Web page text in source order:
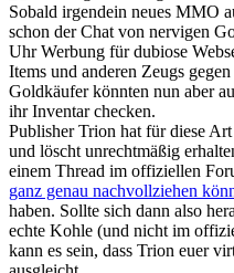
Sobald irgendein neues MMO
schon der Chat von nervigen
Uhr Werbung für dubiose
Items und anderen Zeugs
Goldkäufer könnten nun aber
ihr Inventar checken.
Publisher Trion hat für diese
und löscht unrechtmäßig
einem Thread im offiziellen
ganz genau nachvollziehen
haben. Sollte sich dann also
echte Kohle (und nicht im
kann es sein, dass Trion euer